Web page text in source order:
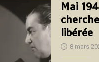
Mai
libérée
8 mars